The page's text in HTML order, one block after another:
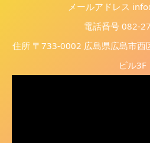
メールアドレス
電話番号 082-
住所 〒733-0002 広島県広島市西
ビル3F